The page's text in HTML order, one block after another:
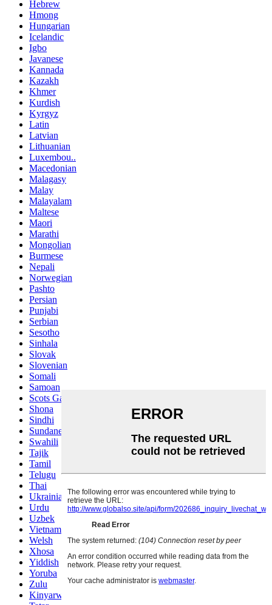
Hebrew
Hmong
Hungarian
Icelandic
Igbo
Javanese
Kannada
Kazakh
Khmer
Kurdish
Kyrgyz
Latin
Latvian
Lithuanian
Luxembou..
Macedonian
Malagasy
Malay
Malayalam
Maltese
Maori
Marathi
Mongolian
Burmese
Nepali
Norwegian
Pashto
Persian
Punjabi
Serbian
Sesotho
Sinhala
Slovak
Slovenian
Somali
Samoan
Scots Gaelic
Shona
Sindhi
Sundanese
Swahili
Tajik
Tamil
Telugu
Thai
Ukrainian
Urdu
Uzbek
Vietnamese
Welsh
Xhosa
Yiddish
Yoruba
Zulu
Kinyarwanda